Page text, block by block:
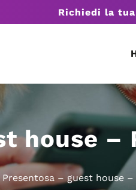
Richiedi la
house –
Presentosa – guest house –